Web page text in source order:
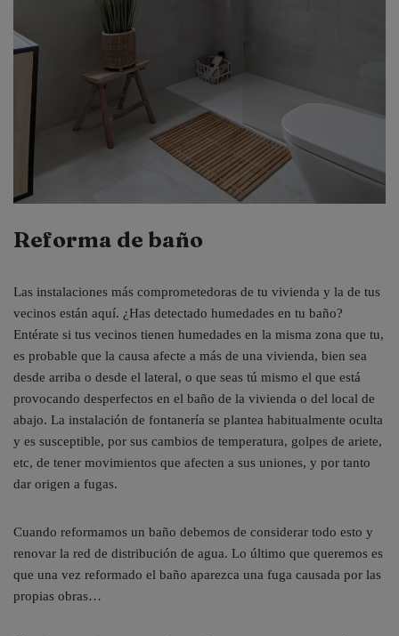
Reforma de baño
Las instalaciones más comprometedoras de tu vivienda y la de tus
vecinos están aquí. ¿Has detectado humedades en tu baño?
Entérate si tus vecinos tienen humedades en la misma zona que tu,
es probable que la causa afecte a más de una vivienda, bien sea
desde arriba o desde el lateral, o que seas tú mismo el que está
provocando desperfectos en el baño de la vivienda o del local de
abajo. La instalación de fontanería se plantea habitualmente oculta
y es susceptible, por sus cambios de temperatura, golpes de ariete,
etc, de tener movimientos que afecten a sus uniones, y por tanto
dar origen a fugas.
Cuando reformamos un baño debemos de considerar todo esto y
renovar la red de distribución de agua. Lo último que queremos es
que una vez reformado el baño aparezca una fuga causada por las
propias obras…